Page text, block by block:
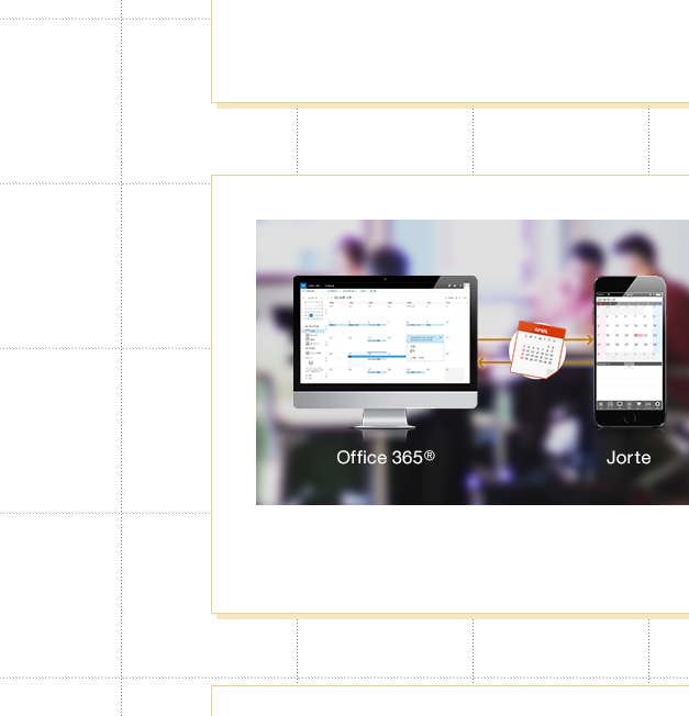
캘린더별로 비밀번호설정
이 가능
필요에 따라 캘린더잠금기능을 설정하여 시크릿모드로 캘린더화면에
해당일정을 숨길 수 있습니다. 설정은 각 캘린더별로 가능하며 정보를
안전하게 보호합니다.